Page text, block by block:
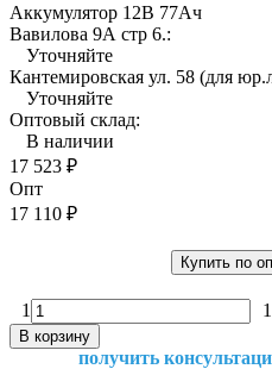
Аккумулятор 12В 77Ач
Вавилова 9А стр 6.:
Уточняйте
Кантемировская ул. 58 (для
Уточняйте
Оптовый склад:
В наличии
17 523 ₽
Опт
17 110 ₽
Купить по
1 1
В корзину
получить